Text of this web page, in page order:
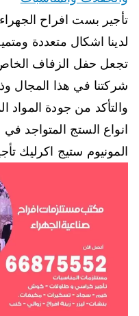
تأجير بست افراح
لدينا اشكال متعددة
تجعل حفل الزفاف
شركتنا في هذا المجال
والتأكد من جودة المواد
انواع الستج المتواجد
المونيوم ستيج اكرليك